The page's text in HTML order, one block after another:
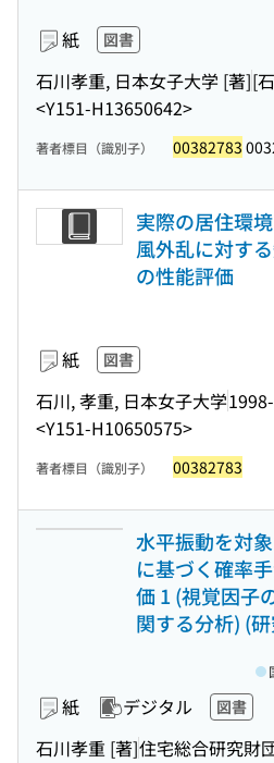
紙 図書
石川孝重, 日本女子大学 [著][
<Y151-H13650642>
著者標目（識別子） 00382783
実際の居住環
風外乱に対す
の性能評価
紙 図書
石川, 孝重, 日本女子大学
<Y151-H10650575>
著者標目（識別子） 00382783
水平振動を対
に基づく確率
価 1 (視覚因子
関する分析) (
紙 デジタル 図書
石川孝重 [著]住宅総合研究財